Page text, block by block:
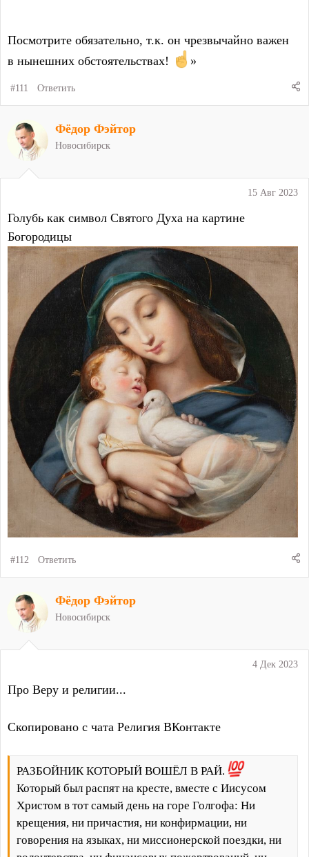
Посмотрите обязательно, т.к. он чрезвычайно важен
в нынешних обстоятельствах!
»
#111 Ответить
15 Авг 2023
Голубь как символ Святого Духа на картине
Богородицы
#112 Ответить
Фёдор Фэйтор
Новосибирск
4 Дек 2023
Про Веру и религии...
Скопировано с чата Религия ВКонтакте
РАЗБОЙНИК КОТОРЫЙ ВОШЁЛ В РАЙ.
Который был распят на кресте, вместе с Иисусом
Христом в тот самый день на горе Голгофа: Ни
крещения, ни причастия, ни конфирмации, ни
говорения на языках, ни миссионерской поездки, ни
Фёдор Фэйтор
Новосибирск